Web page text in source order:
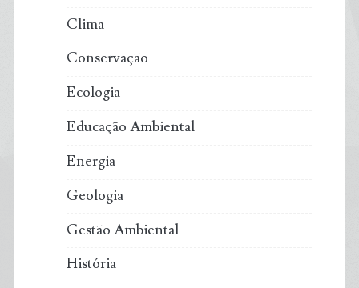
Clima
Conservação
Ecologia
Educação Ambiental
Energia
Geologia
Gestão Ambiental
História